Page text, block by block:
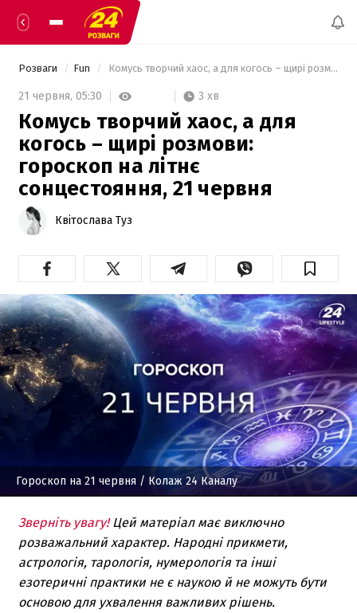
Розваги Fun Комусь творчий хаос, а для когось – щирі розмови: гороскоп на літнє сонцестояння, 21 червня
21 червня, 05:30 3 хв
Комусь творчий хаос, а для
когось – щирі розмови:
гороскоп на літнє
сонцестояння, 21 червня
Квітослава Туз
Гороскоп на 21 червня / Колаж 24 Каналу
Зверніть увагу! Цей матеріал має виключно
розважальний характер. Народні прикмети,
астрологія, тарологія, нумерологія та інші
езотеричні практики не є наукою й не можуть бути
основою для ухвалення важливих рішень.